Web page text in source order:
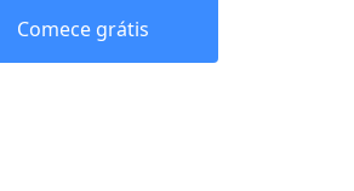
Comece grátis